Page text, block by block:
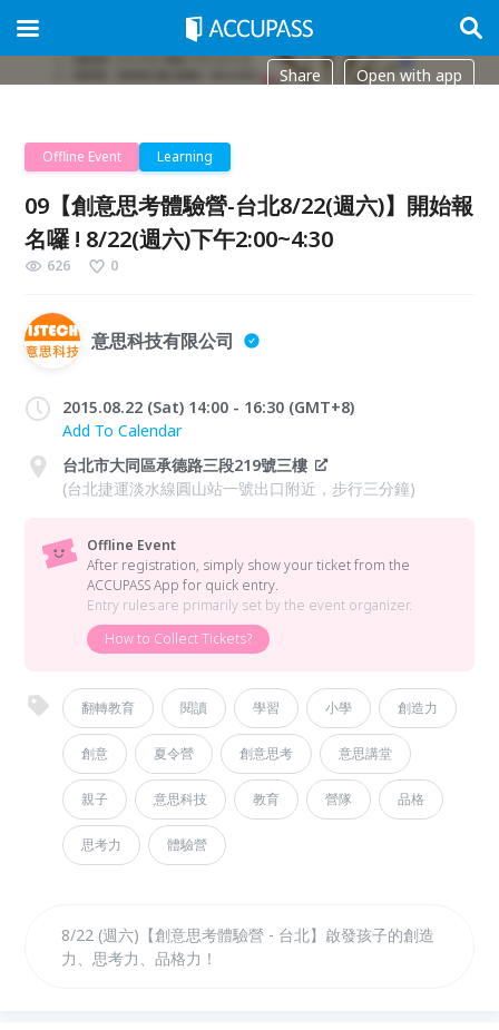
Share Open with app
Offline Event Learning
09【創意思考體驗營-台北8/22(週六)】開始報
名囉 ! 8/22(週六)下午2:00~4:30
626 0
意思科技有限公司
2015.08.22 (Sat) 14:00 - 16:30 (GMT+8)
Add To Calendar
台北市大同區承德路三段219號三樓
(台北捷運淡水線圓山站一號出口附近，步行三分鐘)
Offline Event
After registration, simply show your ticket from the
ACCUPASS App for quick entry.
Entry rules are primarily set by the event organizer.
How to Collect Tickets?
翻轉教育 閱讀 學習 小學 創造力
創意 夏令營 創意思考 意思講堂
親子 意思科技 教育 營隊 品格
思考力 體驗營
8/22 (週六)【創意思考體驗營 - 台北】啟發孩子的創造
力、思考力、品格力！